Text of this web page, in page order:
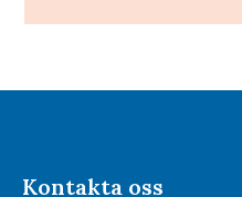
Kontakta oss